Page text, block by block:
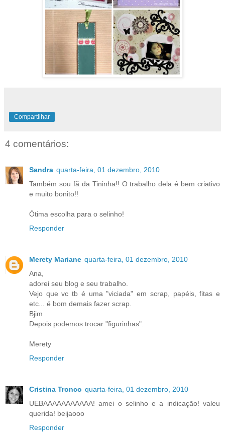
Compartilhar
4 comentários:
Sandra quarta-feira, 01 dezembro, 2010
Também sou fã da Tininha!! O trabalho dela é bem criativo
e muito bonito!!
Ótima escolha para o selinho!
Responder
Merety Mariane quarta-feira, 01 dezembro, 2010
Ana,
adorei seu blog e seu trabalho.
Vejo que vc tb é uma "viciada" em scrap, papéis, fitas e
etc... é bom demais fazer scrap.
Bjim
Depois podemos trocar "figurinhas".
Merety
Responder
Cristina Tronco quarta-feira, 01 dezembro, 2010
UEBAAAAAAAAAAA! amei o selinho e a indicação! valeu
querida! beijaooo
Responder